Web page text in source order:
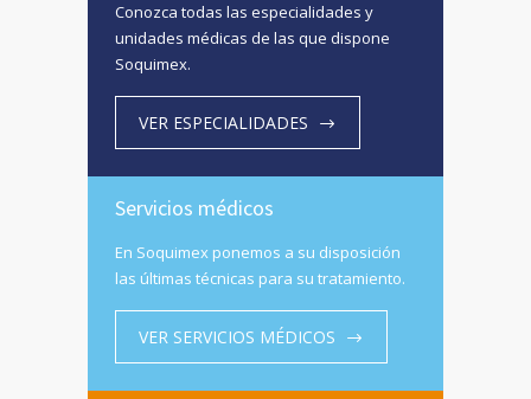
Conozca todas las especialidades y
unidades médicas de las que dispone
Soquimex.
VER ESPECIALIDADES
Servicios médicos
En Soquimex ponemos a su disposición
las últimas técnicas para su tratamiento.
VER SERVICIOS MÉDICOS